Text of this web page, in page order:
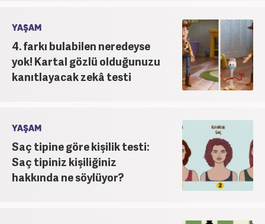
YAŞAM
4. farkı bulabilen neredeyse
yok! Kartal gözlü olduğunuzu
kanıtlayacak zekâ testi
YAŞAM
Saç tipine göre kişilik testi:
Saç tipiniz kişiliğiniz
hakkında ne söylüyor?